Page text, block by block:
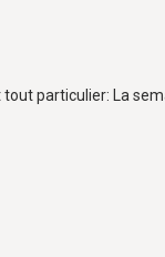
particulier: La